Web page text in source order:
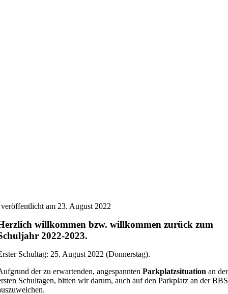
veröffentlicht am 23. August 2022
willkommen bzw. willkommen zurück zum
2022-2023.
Schultag: 25. August 2022 (Donnerstag).
der zu erwartenden, angespannten Parkplatzsituation an
Schultagen, bitten wir darum, auch auf den Parkplatz an der BBS